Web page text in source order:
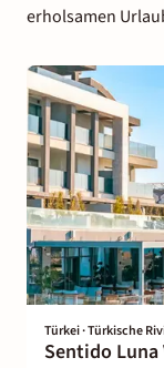
erholsamen
Türkei · Türkische
Sentido